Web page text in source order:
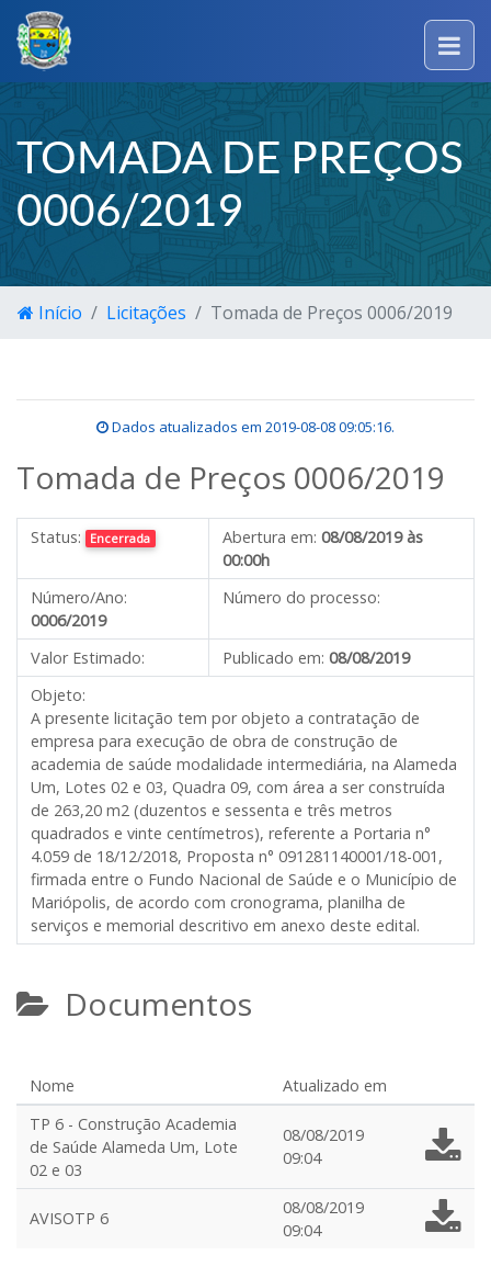
TOMADA DE PREÇOS
0006/2019
Início Licitações Tomada de Preços 0006/2019
Dados atualizados em 2019-08-08 09:05:16.
Tomada de Preços 0006/2019
Status: Encerrada Abertura em: 08/08/2019 às
00:00h
Número/Ano:
0006/2019
Número do processo:
Valor Estimado: Publicado em: 08/08/2019
Objeto:
A presente licitação tem por objeto a contratação de
empresa para execução de obra de construção de
academia de saúde modalidade intermediária, na Alameda
Um, Lotes 02 e 03, Quadra 09, com área a ser construída
de 263,20 m2 (duzentos e sessenta e três metros
quadrados e vinte centímetros), referente a Portaria n°
4.059 de 18/12/2018, Proposta n° 091281140001/18-001,
firmada entre o Fundo Nacional de Saúde e o Município de
Mariópolis, de acordo com cronograma, planilha de
serviços e memorial descritivo em anexo deste edital.
Documentos
Nome
Atualizado em
TP 6 - Construção Academia
de Saúde Alameda Um, Lote
02 e 03
08/08/2019
09:04
AVISOTP 6
08/08/2019
09:04